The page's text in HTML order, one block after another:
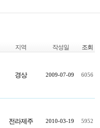
지역 작성일 조회
경상 2009-07-09 6056
전라제주 2010-03-19 5952